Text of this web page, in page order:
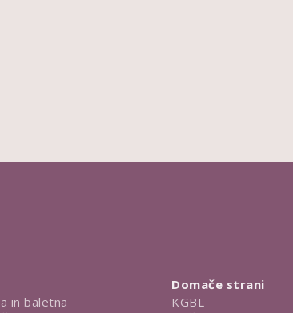
in baletna
Domače strani
KGBL